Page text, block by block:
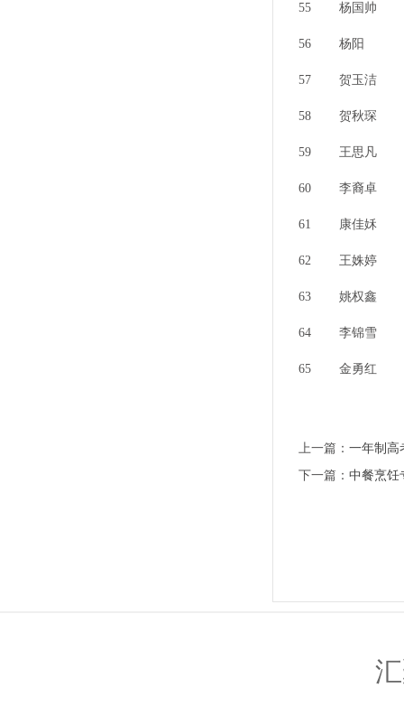
55 杨国帅
56 杨阳
57 贺玉洁
58 贺秋琛
59 王思凡
60 李裔卓
61 康佳姀
62 王姝婷
63 姚权鑫
64 李锦雪
65 金勇红
上一篇： 一年制
下一篇： 中餐烹饪